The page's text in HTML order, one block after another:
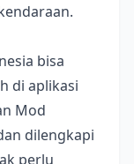
bisa
di aplikasi
Mod
dilengkapi
perlu